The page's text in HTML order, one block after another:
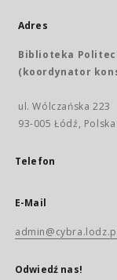
Adres
Biblioteka
(koordynator
ul. Wólczańska 223
93-005 Łódź, Polska
Telefon
E-Mail
Odwiedź nas!